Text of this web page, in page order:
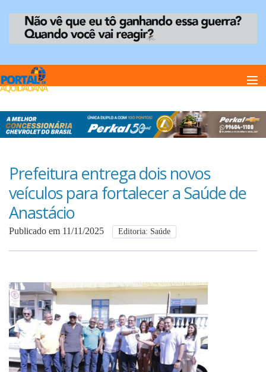
Home
Anuncie
Anuncie
Prefeitura entrega dois novos
veículos para fortalecer a Saúde de
Anastácio
Publicado em 11/11/2025 Editoria: Saúde